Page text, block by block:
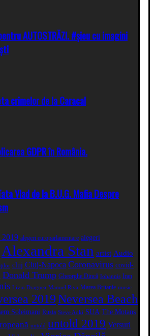
AUTOSTRĂZI. #șieu cu imagini
crimelor de la Caracal
GDPR în România.
Vlad de la B.U.G. Mafia Despre
alegeri europarlamentare alegeri
Alexandra Stan artist Audio
cluj Cluj-Napoca Coronavirus covid-
Donald Trump Gheorghe Dincă Iohannis Iran
Liviu Dragnea Manuel Riva Marea Britanie music
2019Neversea Beach
Soleimani Rusia Steve Aoki SUA The Motans
untold untold 2019 Versuri